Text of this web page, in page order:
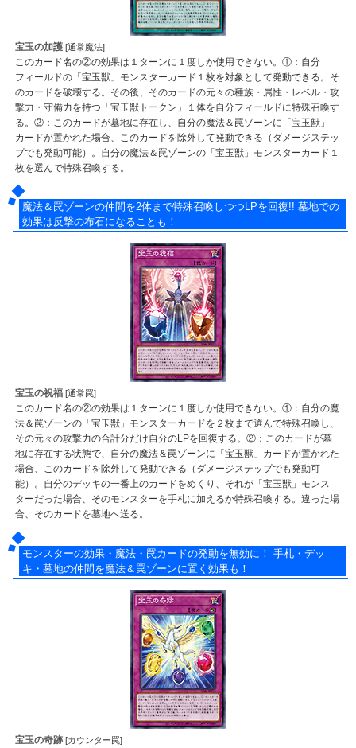
宝玉の加護 [通常魔法]
このカード名の②の効果は１ターンに１度しか使用できない。①：自分
フィールドの「宝玉獣」モンスターカード１枚を対象として発動できる。そ
のカードを破壊する。その後、そのカードの元々の種族・属性・レベル・攻
撃力・守備力を持つ「宝玉獣トークン」１体を自分フィールドに特殊召喚す
る。②：このカードが墓地に存在し、自分の魔法＆罠ゾーンに「宝玉獣」
カードが置かれた場合、このカードを除外して発動できる（ダメージステッ
プでも発動可能）。自分の魔法＆罠ゾーンの「宝玉獣」モンスターカード１
枚を選んで特殊召喚する。
魔法＆罠ゾーンの仲間を2体まで特殊召喚しつつLPを回復!! 墓地での
効果は反撃の布石になることも！
宝玉の祝福 [通常罠]
このカード名の②の効果は１ターンに１度しか使用できない。①：自分の魔
法＆罠ゾーンの「宝玉獣」モンスターカードを２枚まで選んで特殊召喚し、
その元々の攻撃力の合計分だけ自分のLPを回復する。②：このカードが墓
地に存在する状態で、自分の魔法＆罠ゾーンに「宝玉獣」カードが置かれた
場合、このカードを除外して発動できる（ダメージステップでも発動可
能）。自分のデッキの一番上のカードをめくり、それが「宝玉獣」モンス
ターだった場合、そのモンスターを手札に加えるか特殊召喚する。違った場
合、そのカードを墓地へ送る。
モンスターの効果・魔法・罠カードの発動を無効に！ 手札・デッ
キ・墓地の仲間を魔法＆罠ゾーンに置く効果も！
宝玉の奇跡 [カウンター罠]